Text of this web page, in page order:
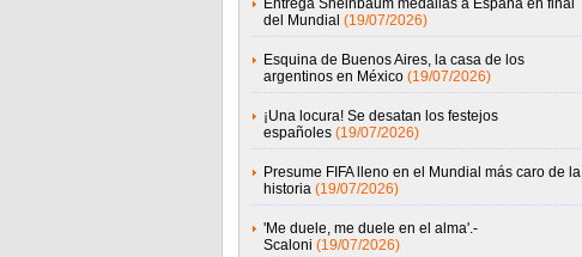
Entrega Sheinbaum medallas a España en final
del Mundial (19/07/2026)
Esquina de Buenos Aires, la casa de los
argentinos en México (19/07/2026)
¡Una locura! Se desatan los festejos
españoles (19/07/2026)
Presume FIFA lleno en el Mundial más caro de la
historia (19/07/2026)
'Me duele, me duele en el alma'.-
Scaloni (19/07/2026)